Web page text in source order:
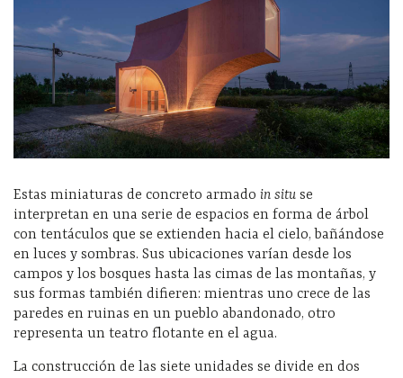
Estas miniaturas de concreto armado in situ se
interpretan en una serie de espacios en forma de árbol
con tentáculos que se extienden hacia el cielo, bañándose
en luces y sombras. Sus ubicaciones varían desde los
campos y los bosques hasta las cimas de las montañas, y
sus formas también difieren: mientras uno crece de las
paredes en ruinas en un pueblo abandonado, otro
representa un teatro flotante en el agua.
La construcción de las siete unidades se divide en dos